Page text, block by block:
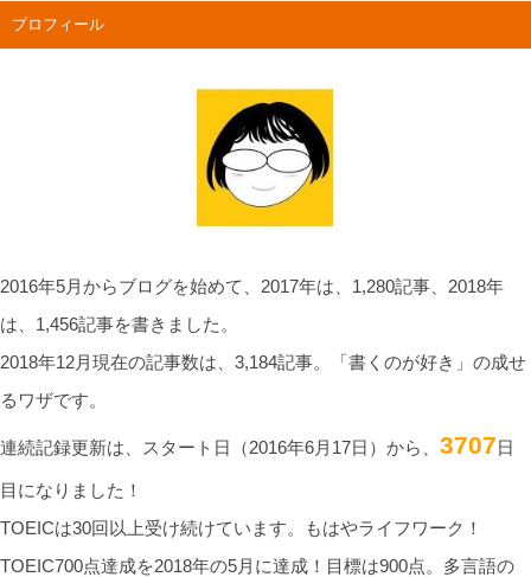
プロフィール
2016年5月からブログを始めて、2017年は、1,280記事、2018年
は、1,456記事を書きました。
2018年12月現在の記事数は、3,184記事。「書くのが好き」の成せ
るワザです。
連続記録更新は、スタート日（2016年6月17日）から、 3707日
目になりました！
TOEICは30回以上受け続けています。もはやライフワーク！
TOEIC700点達成を2018年の5月に達成！目標は900点。多言語の